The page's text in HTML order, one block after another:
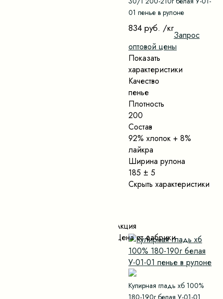
01 пенье в рулоне
834 руб. /кг
Запрос
оптовой цены
Показать
характеристики
Качество
пенье
Плотность
200
Состав
92% хлопок + 8%
лайкра
Ширина рулона
185 ± 5
Скрыть характеристики
Акция
Цена от фабрики
Кулирная гладь хб 100%
180-190г белая У-01-01